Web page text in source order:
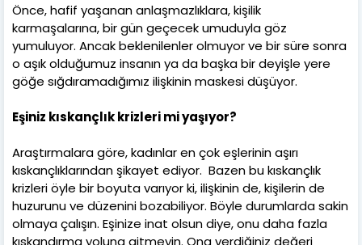
Önce, hafif yaşanan anlaşmazlıklara, kişilik
karmaşalarına, bir gün geçecek umuduyla göz
yumuluyor. Ancak beklenilenler olmuyor ve bir süre sonra
o aşık olduğumuz insanın ya da başka bir deyişle yere
göğe sığdıramadığımız ilişkinin maskesi düşüyor.
Eşiniz kıskançlık krizleri mi yaşıyor?
Araştırmalara göre, kadınlar en çok eşlerinin aşırı
kıskançlıklarından şikayet ediyor. Bazen bu kıskançlık
krizleri öyle bir boyuta varıyor ki, ilişkinin de, kişilerin de
huzurunu ve düzenini bozabiliyor. Böyle durumlarda sakin
olmaya çalışın. Eşinize inat olsun diye, onu daha fazla
kıskandırma yoluna gitmeyin. Ona verdiğiniz değeri